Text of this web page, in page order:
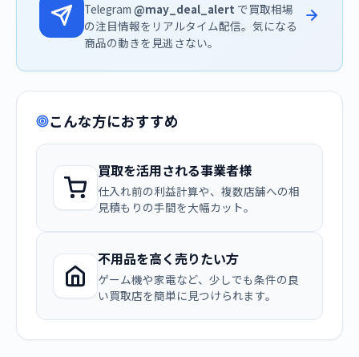
Telegram @may_deal_alert で買取相場
の注目情報をリアルタイム配信。気になる
商品の動きを見逃さない。
こんな方におすすめ
買取を活用される事業者様
仕入れ前の利益計算や、複数店舗への相
見積もりの手間を大幅カット。
不用品を高く売りたい方
ゲーム機や家電など、少しでも条件の良
い買取店を簡単に見つけられます。